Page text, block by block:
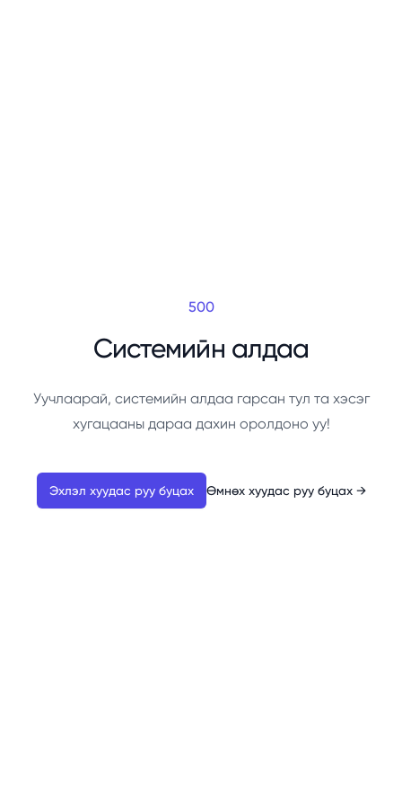
500
Системийн алдаа
Уучлаарай, системийн алдаа гарсан тул та хэсэг
хугацааны дараа дахин оролдоно уу!
Эхлэл хуудас руу буцах Өмнөх хуудас руу буцах →